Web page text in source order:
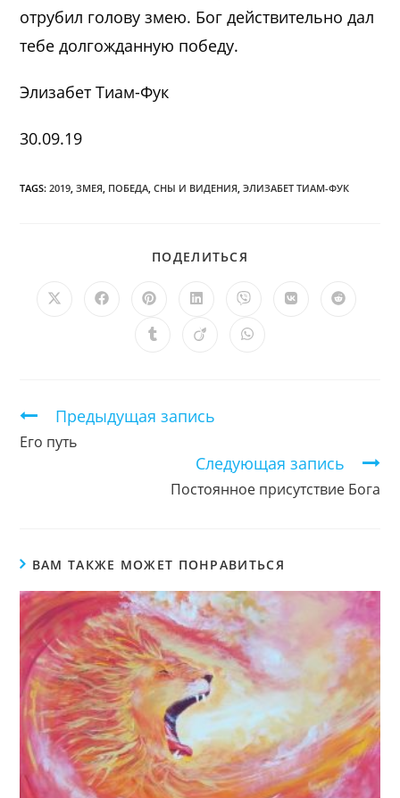
отрубил голову змею. Бог действительно дал
тебе долгожданную победу.
Элизабет Тиам-Фук
30.09.19
TAGS:2019 ЗМЕЯ ПОБЕДА СНЫ И ВИДЕНИЯ ЭЛИЗАБЕТ ТИАМ-ФУК
ПОДЕЛИТЬСЯ
Открывается
Открывается
новом
Открывается
в
новом
Открывается
новом
Открывается
новом
Открывается
Открывается
ОткрываетсяОткрывается
Продолжить
чтение
Предыдущая запись
Его путь
Следующая запись
Постоянное присутствие Бога
ВАМ ТАКЖЕ МОЖЕТ ПОНРАВИТЬСЯ